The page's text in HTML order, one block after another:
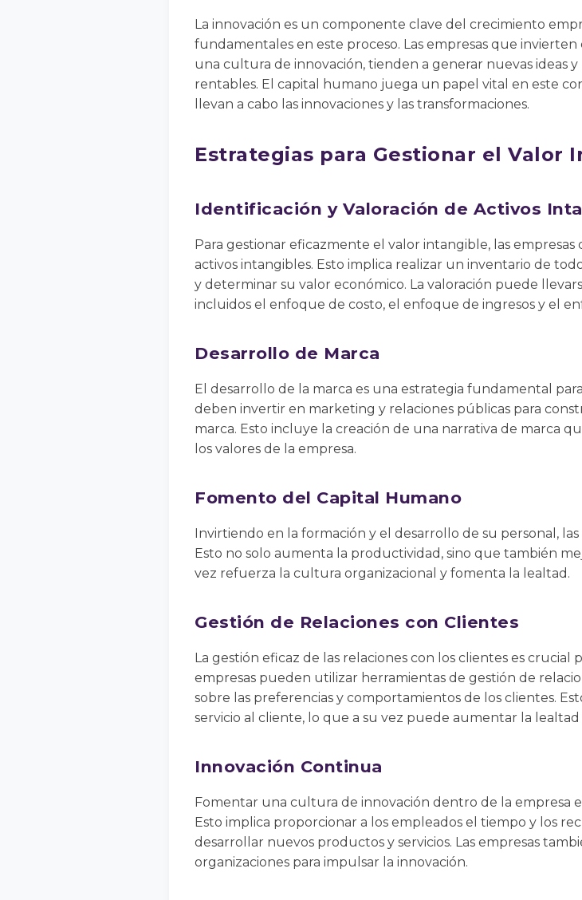
La innovación es un componente clave del crecimiento
fundamentales en este proceso. Las empresas que
una cultura de innovación, tienden a generar nuevas ideas
rentables. El capital humano juega un papel vital en este
llevan a cabo las innovaciones y las transformaciones.
Estrategias para Gestionar el Valor
Identificación y Valoración de Activos
Para gestionar eficazmente el valor intangible, las
activos intangibles. Esto implica realizar un inventario de
y determinar su valor económico. La valoración puede
incluidos el enfoque de costo, el enfoque de ingresos y el
Desarrollo de Marca
El desarrollo de la marca es una estrategia fundamental
deben invertir en marketing y relaciones públicas para
marca. Esto incluye la creación de una narrativa de marca
los valores de la empresa.
Fomento del Capital Humano
Invirtiendo en la formación y el desarrollo de su personal,
Esto no solo aumenta la productividad, sino que también
vez refuerza la cultura organizacional y fomenta la lealtad.
Gestión de Relaciones con Clientes
La gestión eficaz de las relaciones con los clientes es crucial
empresas pueden utilizar herramientas de gestión de
sobre las preferencias y comportamientos de los clientes.
servicio al cliente, lo que a su vez puede aumentar la lealtad
Innovación Continua
Fomentar una cultura de innovación dentro de la empresa
Esto implica proporcionar a los empleados el tiempo y los
desarrollar nuevos productos y servicios. Las empresas
organizaciones para impulsar la innovación.